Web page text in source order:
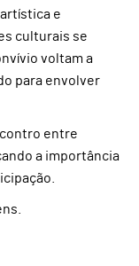
e
culturais se
voltam a
para envolver
entre
a importância